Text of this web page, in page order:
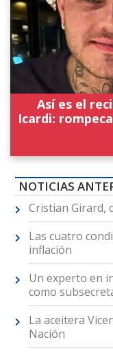
Así es el
Icardi:
NOTICIAS
Cristian Girard,
Las cuatro
inflación
Un experto en
como
La aceitera
Nación